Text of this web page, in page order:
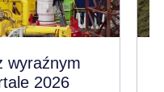
wyraźnym
2026